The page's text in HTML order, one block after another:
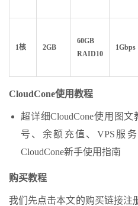
1核 2GB
60GB
RAID10
1Gbps
CloudCone使用教程
超详细CloudCone使用图文
号、余额充值、VPS服
CloudCone新手使用指南
购买教程
我们先点击本文的购买链接注